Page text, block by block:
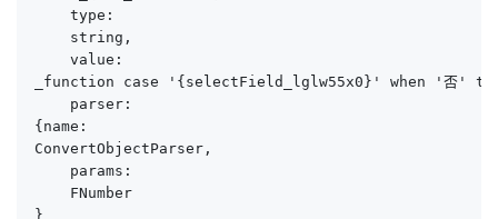
    type:
    string,
    value:
_function case '{selectField_lglw55x0}' when '
    parser:
{name:
ConvertObjectParser,
    params:
    FNumber
}